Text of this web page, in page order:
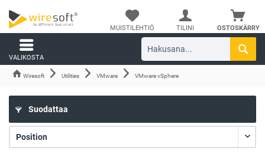
OSTOSKÄRRY
MUISTILEHTIÖ TILINI
VALIKOSTA
Wiresoft Utilities VMware VMware vSphere
Suodattaa